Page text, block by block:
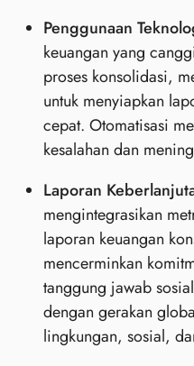
Penggunaan
keuangan yang
proses konsolidasi,
untuk menyiapkan
cepat. Otomatisasi
kesalahan dan
Laporan
mengintegrasikan
laporan keuangan
mencerminkan
tanggung jawab
dengan gerakan
lingkungan, sosial,